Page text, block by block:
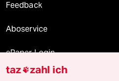
Feedback
Aboservice
ePaper Login
Downloads für Abonnierende
taz zahl ich